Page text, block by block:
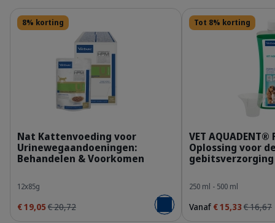
8% korting
Nat Kattenvoeding voor
Urinewegaandoeningen:
Behandelen & Voorkomen
12x85g
€ 19,05€ 20,72 Voeg toe aan winkelmandje
Details
Tot 8% korting
VET AQUADENT®
Oplossing voor
gebitsverzorging
250 ml - 500 ml
Vanaf € 15,33€ 16,67
Details